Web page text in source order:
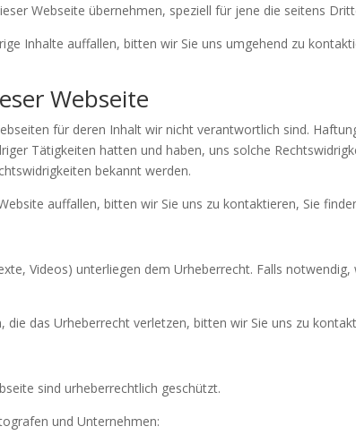
Webseite übernehmen, speziell für jene die seitens
Inhalte auffallen, bitten wir Sie uns umgehend zu
Webseite
für deren Inhalt wir nicht verantwortlich sind.
Tätigkeiten hatten und haben, uns solche
bekannt werden.
auffallen, bitten wir Sie uns zu kontaktieren, Sie
Videos) unterliegen dem Urheberrecht. Falls
die das Urheberrecht verletzen, bitten wir Sie uns zu
sind urheberrechtlich geschützt.
und Unternehmen: